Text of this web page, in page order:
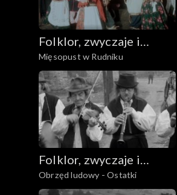
Folklor, zwyczaje i
sztuka ludowa
Mięsopust w Rudniku
Folklor, zwyczaje i
sztuka ludowa
Obrzęd ludowy - Ostatki